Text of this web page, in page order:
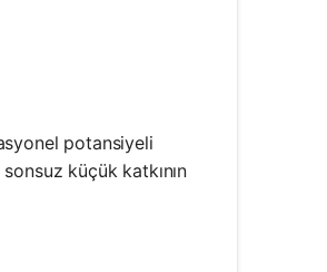
potansiyeli
küçük katkının